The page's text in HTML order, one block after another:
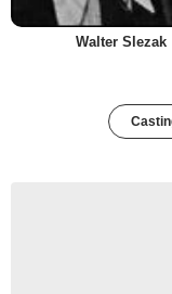
Walter Slezak